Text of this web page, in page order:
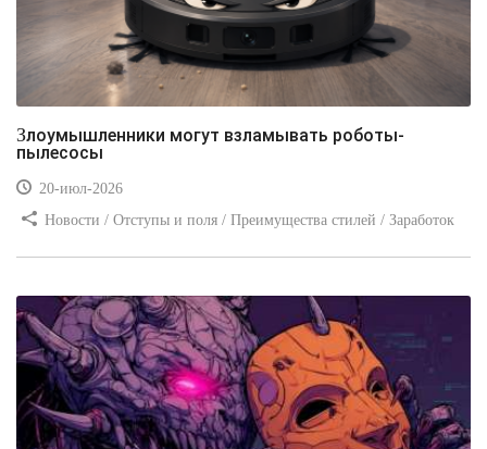
Злоумышленники могут взламывать роботы-
пылесосы
20-июл-2026
Новости / Отступы и поля / Преимущества стилей / Заработок